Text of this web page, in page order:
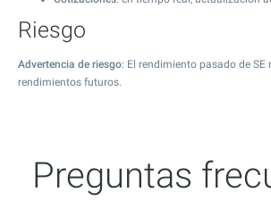
Riesgo
Advertencia de riesgo: El rendimiento pasado de SE
rendimientos futuros.
Preguntas